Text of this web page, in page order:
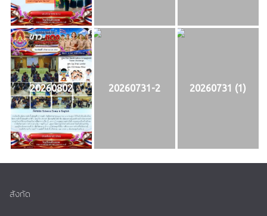
20260802 20260731-2 20260731 (1)
สังกัด